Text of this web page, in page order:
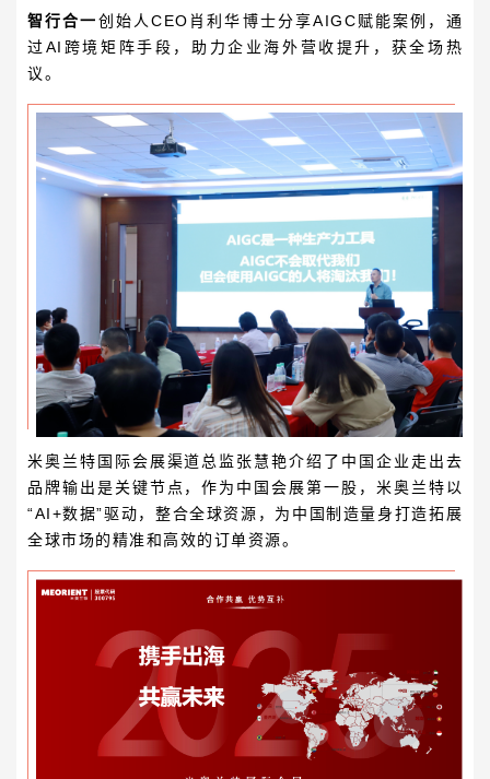
智行合一创始人CEO 肖利华博士分享AIGC赋能案例，通
过AI跨境矩阵手段，助力企业海外营收提升，获全场热
议。
米奥兰特国际会展渠道总监张慧艳介绍了中国企业走出去
品牌输出是关键节点，作为中国会展第一股，米奥兰特以
“AI+数据”驱动，整合全球资源，为中国制造量身打造拓展
全球市场的精准和高效的订单资源。